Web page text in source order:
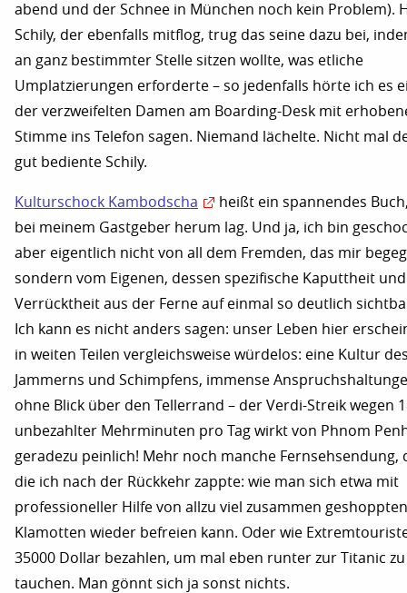
abend und der Schnee in München noch kein Problem).
Schily, der ebenfalls mitflog, trug das seine dazu bei,
an ganz bestimmter Stelle sitzen wollte, was etliche
Umplatzierungen erforderte – so jedenfalls hörte ich es
der verzweifelten Damen am Boarding-Desk mit
Stimme ins Telefon sagen. Niemand lächelte. Nicht mal
gut bediente Schily.
Kulturschock Kambodscha
heißt ein spannendes
bei meinem Gastgeber herum lag. Und ja, ich bin
aber eigentlich nicht von all dem Fremden, das mir
sondern vom Eigenen, dessen spezifische Kaputtheit und
Verrücktheit aus der Ferne auf einmal so deutlich
Ich kann es nicht anders sagen: unser Leben hier
in weiten Teilen vergleichsweise würdelos: eine Kultur
Jammerns und Schimpfens, immense
ohne Blick über den Tellerrand – der Verdi-Streik wegen
unbezahlter Mehrminuten pro Tag wirkt von Phnom
geradezu peinlich! Mehr noch manche Fernsehsendung,
die ich nach der Rückkehr zappte: wie man sich etwa mit
professioneller Hilfe von allzu viel zusammen geshoppten
Klamotten wieder befreien kann. Oder wie
35000 Dollar bezahlen, um mal eben runter zur Titanic zu
tauchen. Man gönnt sich ja sonst nichts.